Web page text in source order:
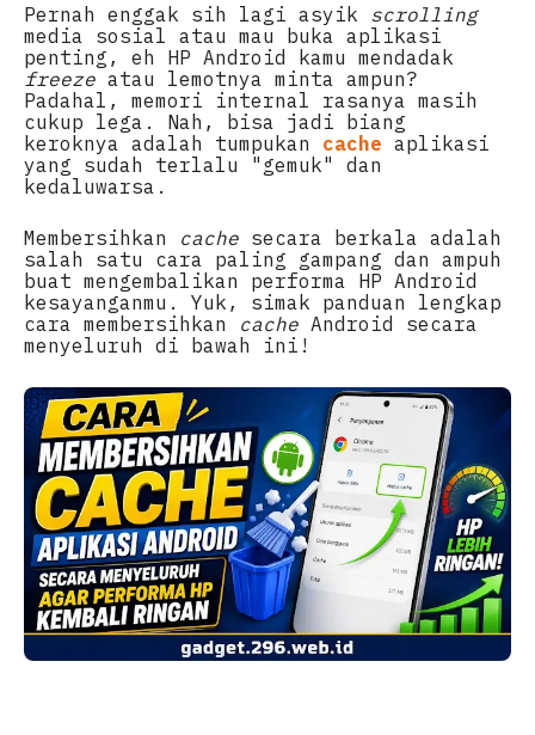
Pernah enggak sih lagi asyik scrolling
media sosial atau mau buka aplikasi
penting, eh HP Android kamu mendadak
freeze atau lemotnya minta ampun?
Padahal, memori internal rasanya masih
cukup lega. Nah, bisa jadi biang
keroknya adalah tumpukan cache aplikasi
yang sudah terlalu "gemuk" dan
kedaluwarsa.
Membersihkan cache secara berkala adalah
salah satu cara paling gampang dan ampuh
buat mengembalikan performa HP Android
kesayanganmu. Yuk, simak panduan lengkap
cara membersihkan cache Android secara
menyeluruh di bawah ini!